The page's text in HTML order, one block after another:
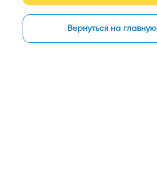
Вернуться на главную